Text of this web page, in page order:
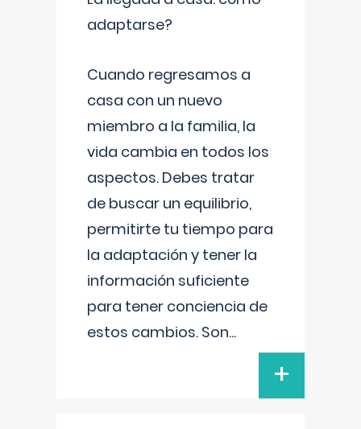
adaptarse?
Cuando regresamos a
casa con un nuevo
miembro a la familia, la
vida cambia en todos los
aspectos. Debes tratar
de buscar un equilibrio,
permitirte tu tiempo para
la adaptación y tener la
información suficiente
para tener conciencia de
estos cambios. Son...
+